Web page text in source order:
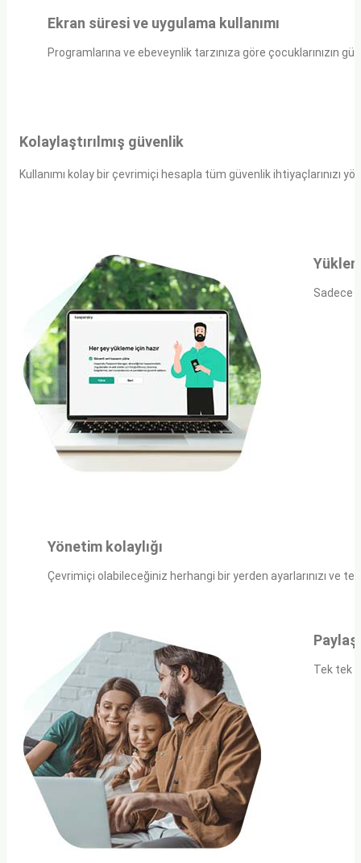
Ekran süresi ve uygulama kullanımı
Programlarına ve ebeveynlik tarzınıza göre çocuklarınızın
Kolaylaştırılmış güvenlik
Kullanımı kolay bir çevrimiçi hesapla tüm güvenlik ihtiyaçlarınızı
Sadece
Yönetim kolaylığı
Çevrimiçi olabileceğiniz herhangi bir yerden ayarlarınızı ve
Tek tek